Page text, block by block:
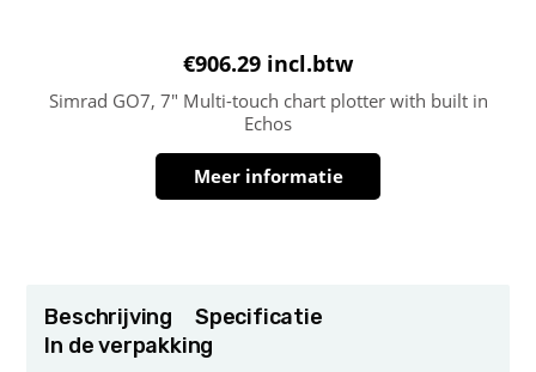
€906.29 incl.btw
Simrad GO7, 7″ Multi-touch chart plotter with built in
Echos
Meer informatie
Beschrijving
Specificatie
In de verpakking